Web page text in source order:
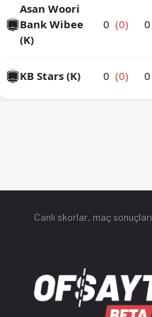
Asan Woori
Bank Wibee
(K)
0 (0) 0
KB Stars (K) 0 (0) 0
Canlı skorlar, maç